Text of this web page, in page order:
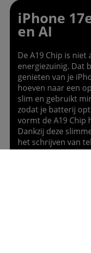
iPhone
en AI
De A19 Chip is
energiezuinig. Dat
genieten van je
hoeven naar een
slim en gebruikt
zodat je batterij
vormt de A19 Chip
Dankzij deze
het schrijven van
berichten en het